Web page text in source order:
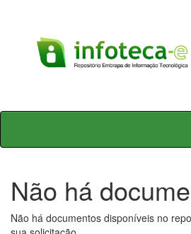
Skip
Não há
Não há documentos disponíveis no